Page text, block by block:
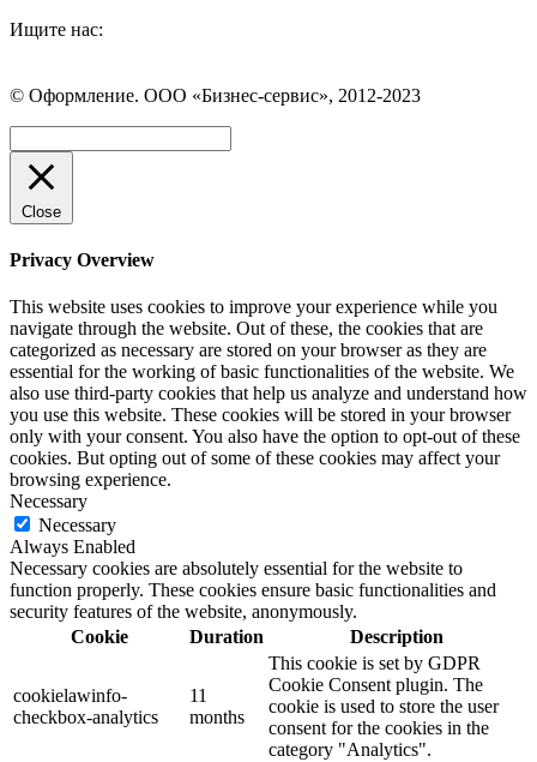
Ищите нас:
Вконтакте
открывается
в
новом
окне
WhatsApp
открывается
в
новом
окне
Telegram
открывается
в
новом
окне
© Оформление. ООО «Бизнес-сервис», 2012-2023
Close
Privacy Overview
This website uses cookies to improve your experience while you
navigate through the website. Out of these, the cookies that are
categorized as necessary are stored on your browser as they are
essential for the working of basic functionalities of the website. We
also use third-party cookies that help us analyze and understand how
you use this website. These cookies will be stored in your browser
only with your consent. You also have the option to opt-out of these
cookies. But opting out of some of these cookies may affect your
browsing experience.
Necessary
Necessary
Always Enabled
Necessary cookies are absolutely essential for the website to
function properly. These cookies ensure basic functionalities and
security features of the website, anonymously.
Cookie
Duration Description
cookielawinfo-
checkbox-analytics
11
months
This cookie is set by GDPR
Cookie Consent plugin. The
cookie is used to store the user
consent for the cookies in the
category "Analytics".